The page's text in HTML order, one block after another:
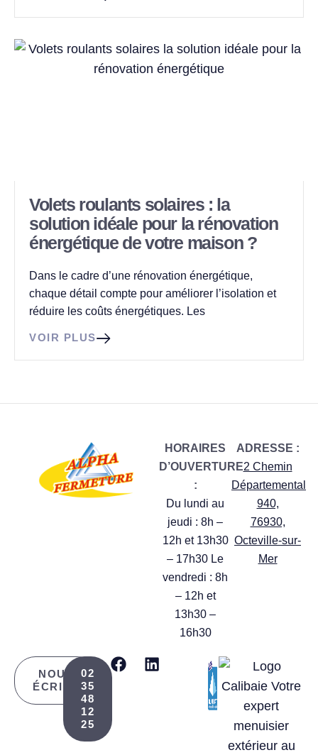
Volets roulants solaires : la
solution idéale pour la rénovation
énergétique de votre maison ?
Dans le cadre d’une rénovation énergétique,
chaque détail compte pour améliorer l’isolation et
réduire les coûts énergétiques. Les
VOIR PLUS
HORAIRES
D’OUVERTURE
:
Du lundi au
jeudi : 8h –
12h et 13h30
– 17h30 Le
vendredi : 8h
– 12h et
13h30 –
16h30
ADRESSE :
2 Chemin
Départemental
940,
76930,
Octeville-sur-
Mer
NOUS
ÉCRIRE
02
35
48
12
25